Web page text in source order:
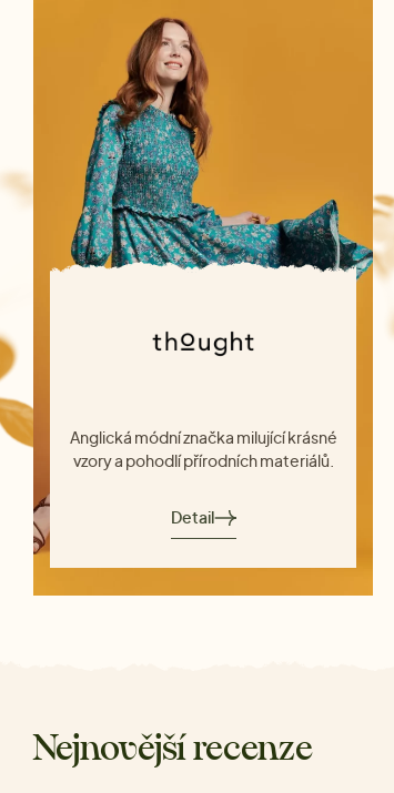
Anglická módní značka milující krásné
vzory a pohodlí přírodních materiálů.
Detail
Nejnovější recenze